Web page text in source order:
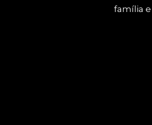
família